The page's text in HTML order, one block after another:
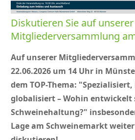
Diskutieren Sie auf unserer
Mitgliederversammlung
Auf unserer
22.06.2026 um 14 Uhr in
dem TOP-Thema:
globalisiert – Wohin entwickelt
Schweinehaltung?
Lage am Schweinemarkt